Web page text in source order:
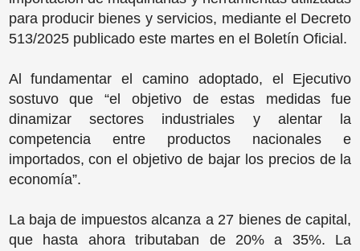
para producir bienes y servicios, mediante el Decreto
513/2025 publicado este martes en el Boletín Oficial.
Al fundamentar el camino adoptado, el Ejecutivo
sostuvo que “el objetivo de estas medidas fue
dinamizar sectores industriales y alentar la
competencia entre productos nacionales e
importados, con el objetivo de bajar los precios de la
economía”.
La baja de impuestos alcanza a 27 bienes de capital,
que hasta ahora tributaban de 20% a 35%. La